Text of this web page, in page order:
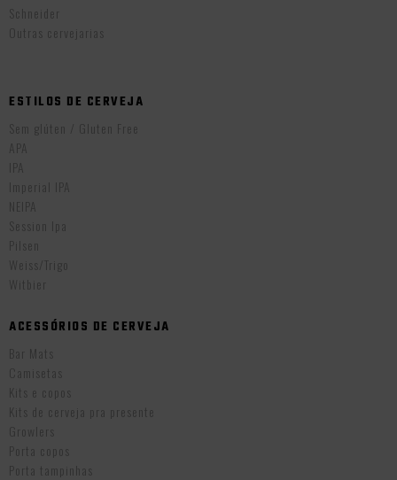
Schneider
Outras cervejarias
ESTILOS DE CERVEJA
Sem glúten / Gluten Free
APA
IPA
Imperial IPA
NEIPA
Session Ipa
Pilsen
Weiss/Trigo
Witbier
ACESSÓRIOS DE CERVEJA
Bar Mats
Camisetas
Kits e copos
Kits de cerveja pra presente
Growlers
Porta copos
Porta tampinhas